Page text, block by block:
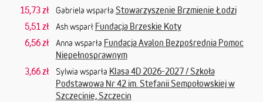
15,73 zł
Gabriela wsparła Stowarzyszenie Brzmienie Łodzi
5,51 zł
Ash wsparł Fundacja Brzeskie Koty
6,56 zł
Anna wsparła Fundacja Avalon Bezpośrednia Pomoc
Niepełnosprawnym
3,66 zł
Sylwia wsparła Klasa 4D 2026-2027 / Szkoła
Podstawowa Nr 42 im. Stefanii Sempołowskiej w
Szczecinie, Szczecin